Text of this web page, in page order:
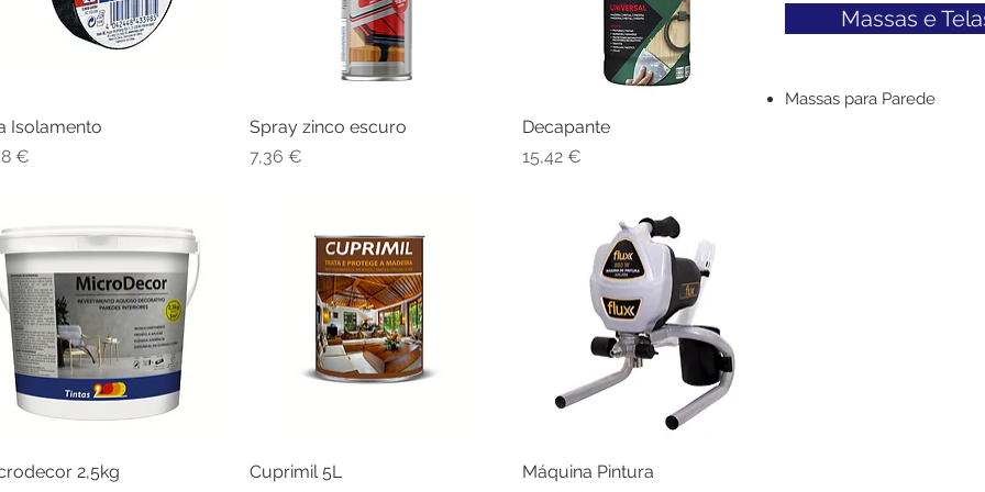
Visualização rápida
Isolamento
€
Visualização rápida
Spray zinco escuro
Preço
7,36 €
Visualização rápida
Decapante
Preço
15,42 €
Visualização rápida
2,5kg
Visualização rápida
Cuprimil 5L
Visualização rápida
Máquina Pintura
Massas e
Massas para Parede